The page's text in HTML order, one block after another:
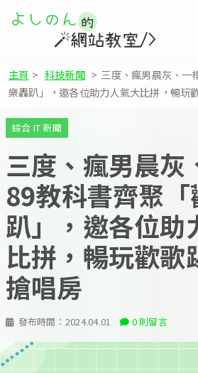
主頁 > 科技新聞 > 三度、瘋男晨灰、一
樂轟趴」，邀各位助力人氣大比拼，暢玩
發布時間： 2024.04.01 0 則留言
綜合 IT 新聞
三度、瘋男晨灰
89教科書齊聚
趴」，邀各位助
比拼，暢玩歡歌
搶唱房